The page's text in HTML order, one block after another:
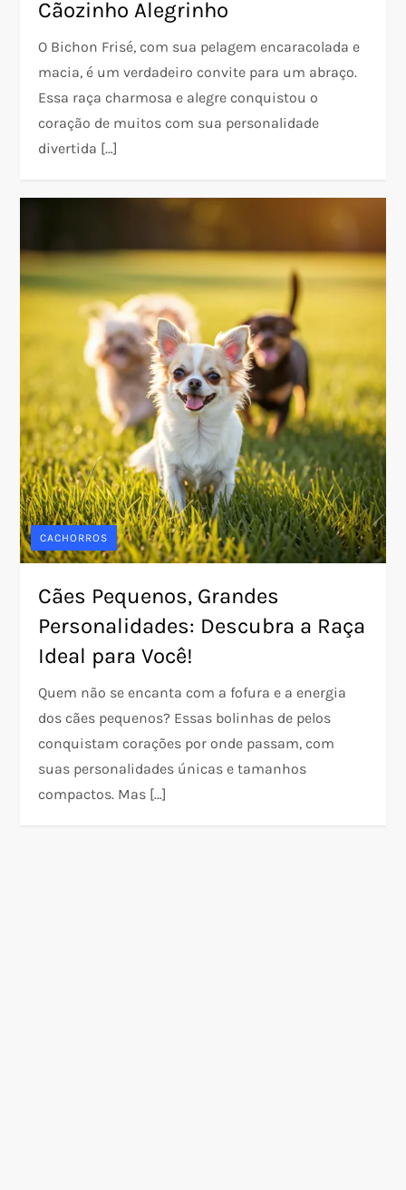
Cãozinho Alegrinho
O Bichon Frisé, com sua pelagem encaracolada e
macia, é um verdadeiro convite para um abraço.
Essa raça charmosa e alegre conquistou o
coração de muitos com sua personalidade
divertida […]
CACHORROS
Cães Pequenos, Grandes
Personalidades: Descubra a Raça
Ideal para Você!
Quem não se encanta com a fofura e a energia
dos cães pequenos? Essas bolinhas de pelos
conquistam corações por onde passam, com
suas personalidades únicas e tamanhos
compactos. Mas […]